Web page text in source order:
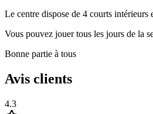
Le centre dispose de 4 courts intérieurs
Vous pouvez jouer tous les jours de la
Bonne partie à tous
Avis clients
4.3